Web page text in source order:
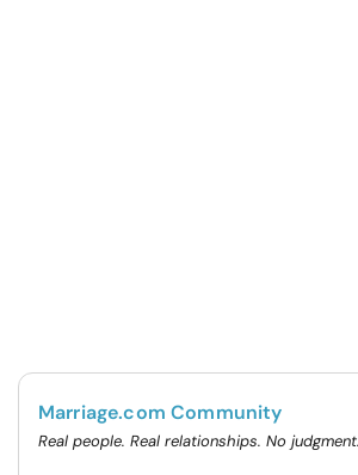
Marriage.com Community
Real people. Real relationships. No judgment.